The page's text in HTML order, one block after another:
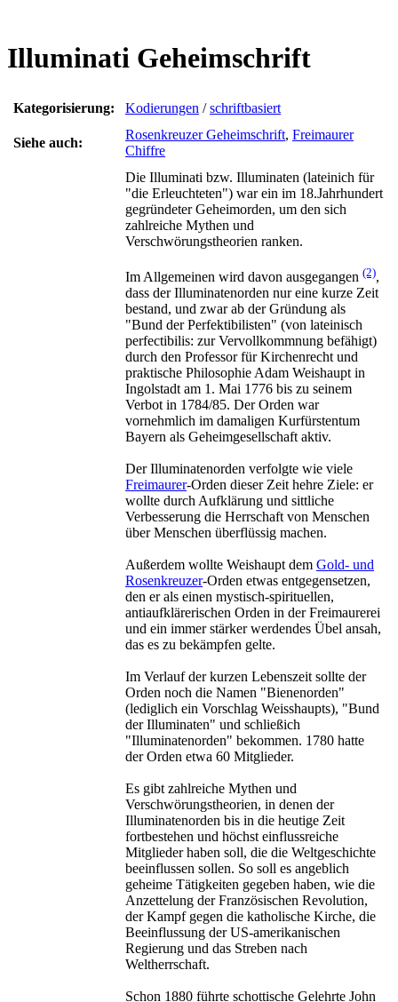
Illuminati Geheimschrift
Kategorisierung: Kodierungen /schriftbasiert
Siehe auch:
Rosenkreuzer Geheimschrift, Freimaurer
Chiffre
Die Illuminati bzw. Illuminaten (lateinich für
"die Erleuchteten") war ein im 18.Jahrhundert
gegründeter Geheimorden, um den sich
zahlreiche Mythen und
Verschwörungstheorien ranken.
Im Allgemeinen wird davon ausgegangen (2),
dass der Illuminatenorden nur eine kurze Zeit
bestand, und zwar ab der Gründung als
"Bund der Perfektibilisten" (von lateinisch
perfectibilis: zur Vervollkommnung befähigt)
durch den Professor für Kirchenrecht und
praktische Philosophie Adam Weishaupt in
Ingolstadt am 1. Mai 1776 bis zu seinem
Verbot in 1784/85. Der Orden war
vornehmlich im damaligen Kurfürstentum
Bayern als Geheimgesellschaft aktiv.
Der Illuminatenorden verfolgte wie viele
Freimaurer-Orden dieser Zeit hehre Ziele: er
wollte durch Aufklärung und sittliche
Verbesserung die Herrschaft von Menschen
über Menschen überflüssig machen.
Außerdem wollte Weishaupt dem Gold- und
Rosenkreuzer-Orden etwas entgegensetzen,
den er als einen mystisch-spirituellen,
antiaufklärerischen Orden in der Freimaurerei
und ein immer stärker werdendes Übel ansah,
das es zu bekämpfen gelte.
Im Verlauf der kurzen Lebenszeit sollte der
Orden noch die Namen "Bienenorden"
(lediglich ein Vorschlag Weisshaupts), "Bund
der Illuminaten" und schließich
"Illuminatenorden" bekommen. 1780 hatte
der Orden etwa 60 Mitglieder.
Es gibt zahlreiche Mythen und
Verschwörungstheorien, in denen der
Illuminatenorden bis in die heutige Zeit
fortbestehen und höchst einflussreiche
Mitglieder haben soll, die die Weltgeschichte
beeinflussen sollen. So soll es angeblich
geheime Tätigkeiten gegeben haben, wie die
Anzettelung der Französischen Revolution,
der Kampf gegen die katholische Kirche, die
Beeinflussung der US-amerikanischen
Regierung und das Streben nach
Weltherrschaft.
Schon 1880 führte schottische Gelehrte John